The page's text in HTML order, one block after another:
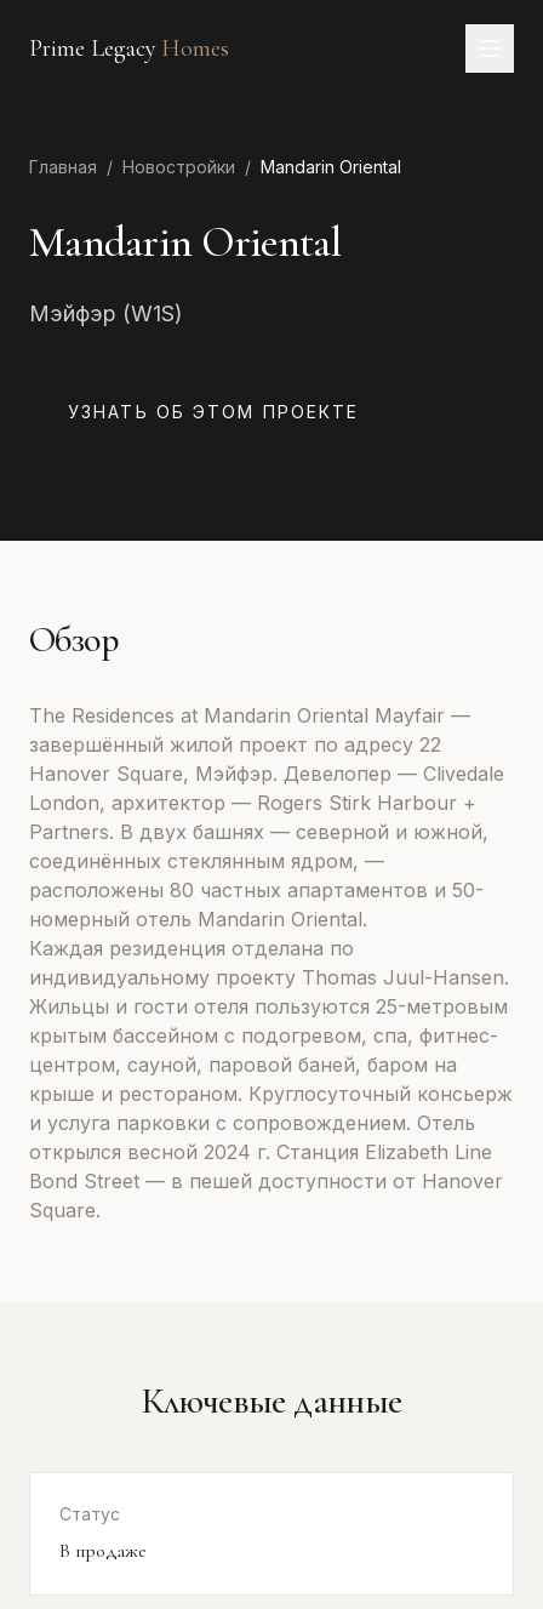
Prime Legacy Homes
Услуги
О нас
Главная / Новостройки / Mandarin Oriental
Mandarin Oriental
Мэйфэр (W1S)
УЗНАТЬ ОБ ЭТОМ ПРОЕКТЕ
Обзор
The Residences at Mandarin Oriental Mayfair —
завершённый жилой проект по адресу 22
Hanover Square, Мэйфэр. Девелопер — Clivedale
London, архитектор — Rogers Stirk Harbour +
Partners. В двух башнях — северной и южной,
соединённых стеклянным ядром, —
расположены 80 частных апартаментов и 50-
номерный отель Mandarin Oriental.
Каждая резиденция отделана по
индивидуальному проекту Thomas Juul-Hansen.
Жильцы и гости отеля пользуются 25-метровым
крытым бассейном с подогревом, спа, фитнес-
центром, сауной, паровой баней, баром на
крыше и рестораном. Круглосуточный консьерж
и услуга парковки с сопровождением. Отель
открылся весной 2024 г. Станция Elizabeth Line
Bond Street — в пешей доступности от Hanover
Square.
Ключевые данные
Статус
В продаже